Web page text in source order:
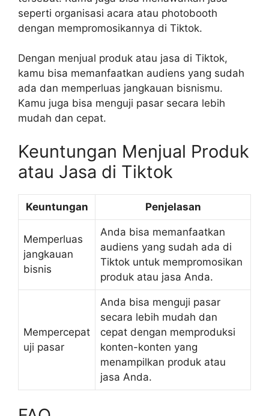
seperti organisasi acara atau photobooth
dengan mempromosikannya di Tiktok.
Dengan menjual produk atau jasa di Tiktok,
kamu bisa memanfaatkan audiens yang sudah
ada dan memperluas jangkauan bisnismu.
Kamu juga bisa menguji pasar secara lebih
mudah dan cepat.
Keuntungan Menjual Produk
atau Jasa di Tiktok
Keuntungan Penjelasan
Memperluas
jangkauan
bisnis
Anda bisa memanfaatkan
audiens yang sudah ada di
Tiktok untuk mempromosikan
produk atau jasa Anda.
Mempercepat
uji pasar
Anda bisa menguji pasar
secara lebih mudah dan
cepat dengan memproduksi
konten-konten yang
menampilkan produk atau
jasa Anda.